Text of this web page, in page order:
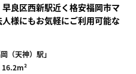
早良区西新駅近く格安福岡市マ
様にもお気軽にご利用可能な
（天神）駅」
16.2m²